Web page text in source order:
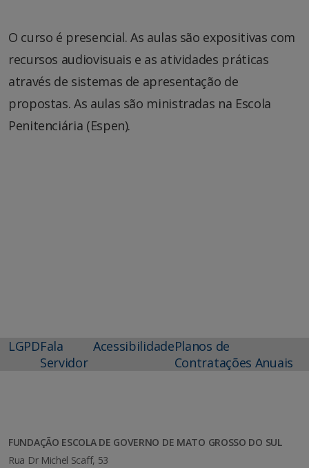
O curso é presencial. As aulas são expositivas com
recursos audiovisuais e as atividades práticas
através de sistemas de apresentação de
propostas. As aulas são ministradas na Escola
Penitenciária (Espen).
LGPDFala
Servidor
AcessibilidadePlanos de
Contratações Anuais
FUNDAÇÃO ESCOLA DE GOVERNO DE MATO GROSSO DO SUL
Rua Dr Michel Scaff, 53